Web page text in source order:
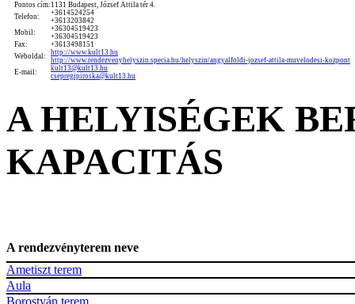
Pontos cím: 1131 Budapest, József Attila tér 4.
Telefon:
+3614524254
+3613203842
Mobil:
+36304519423
+36304519423
Fax:
+3613498151
Weboldal:
http://www.kult13.hu
http://www.rendezvenyhelyszin.specia.hu/helyszin/angyalfoldi-jozsef-attila-muvelodesi-kozpont
E-mail:
kult13@kult13.hu
csepregipiroska@kult13.hu
A HELYISÉGEK
KAPACITÁS
A rendezvényterem neve
Ametiszt terem
Aula